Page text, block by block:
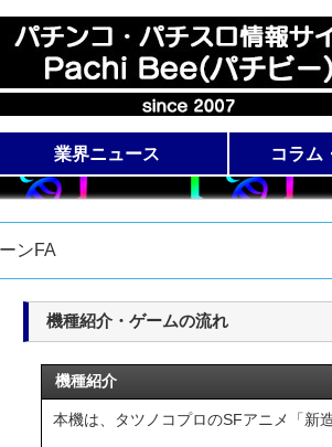
業界ニュース
展示会ニュース
新機種導入日
コラム
動画アク
全国稼
ンFA
機種紹介・ゲームの流れ
機種紹介
本機は、タツノコプロのSFアニメ「新